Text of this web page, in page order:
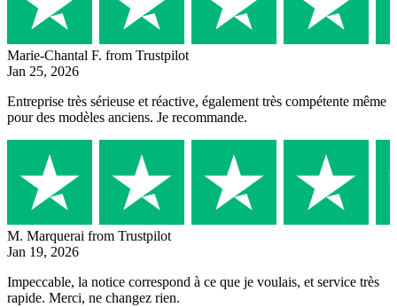
Marie-Chantal F. from Trustpilot
Jan 25, 2026
Entreprise très sérieuse et réactive, également très compétente même
pour des modèles anciens. Je recommande.
M. Marquerai from Trustpilot
Jan 19, 2026
Impeccable, la notice correspond à ce que je voulais, et service très
rapide. Merci, ne changez rien.